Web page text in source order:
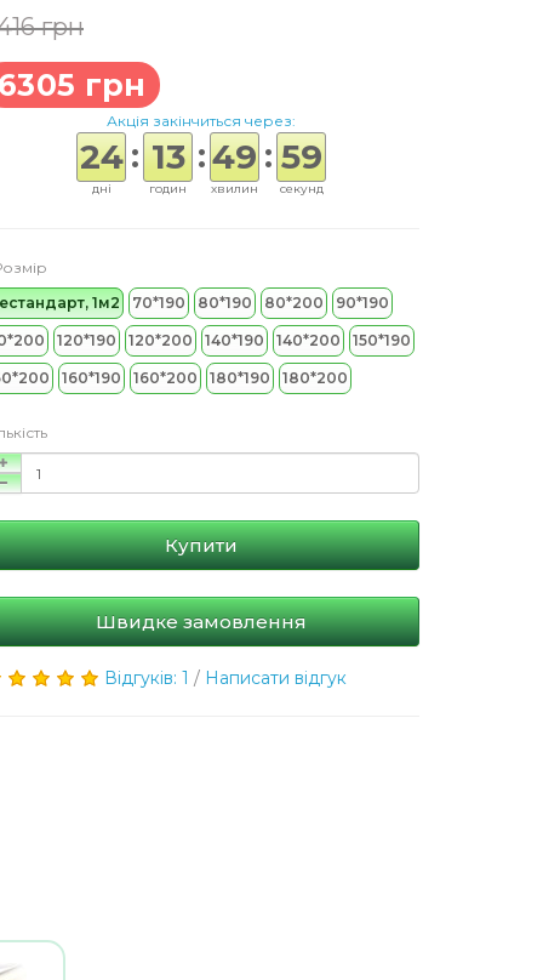
грн
грн
Акція закінчиться через:
24
дні
: 13
годин
:49
хвилин
: 58
секунд
1м2
70*190 80*190 80*200 90*190
120*190 120*200 140*190 140*200 150*190
160*190 160*200 180*190 180*200
Купити
Швидке замовлення
Відгуків: 1 / Написати відгук